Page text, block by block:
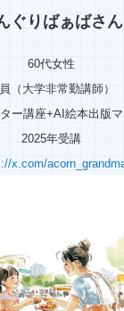
ぐりばぁばさん
60代女性
（大学非常勤講師）
ー講座+AI絵本出版
2025年受講
x.com/